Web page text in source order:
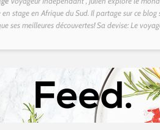
stage en Afrique du Sud. Il partage sur ce
ses meilleures découvertes! Sa devise: Le